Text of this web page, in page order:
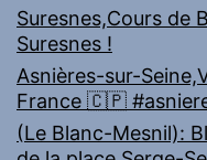
Suresnes,Cours de
Suresnes !
Asnières-sur-
France 🇨🇵
(Le Blanc-Mesnil):